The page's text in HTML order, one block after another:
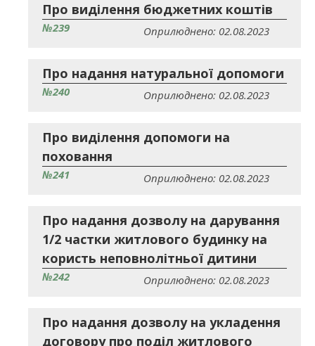
Про виділення бюджетних коштів
№239 Оприлюднено: 02.08.2023
Про надання натуральної допомоги
№240 Оприлюднено: 02.08.2023
Про виділення допомоги на
поховання
№241 Оприлюднено: 02.08.2023
Про надання дозволу на дарування
1/2 частки житлового будинку на
користь неповнолітньої дитини
№242 Оприлюднено: 02.08.2023
Про надання дозволу на укладення
договору про поділ житлового